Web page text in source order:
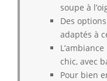
soupe à
Des
adaptés à
chic, avec
Pour bien